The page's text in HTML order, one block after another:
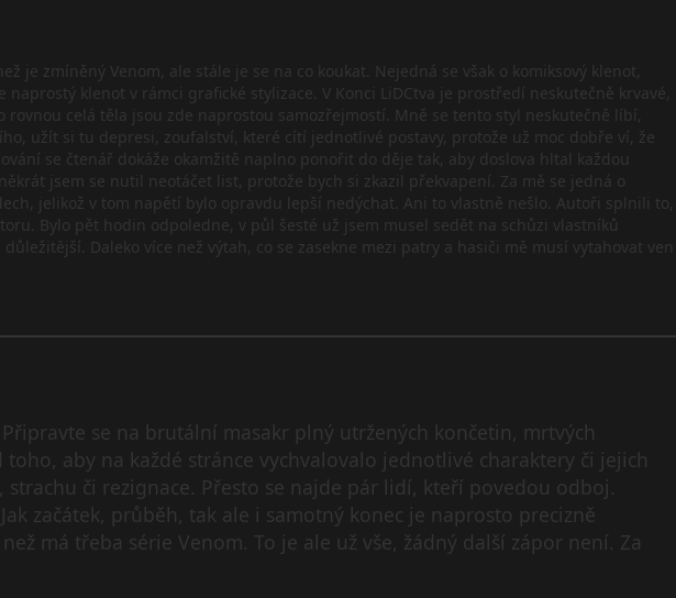
zmíněný Venom, ale stále je se na co koukat. Nejedná se však o komiksový klenot,
klenot v rámci grafické stylizace. V Konci LiDCtva je prostředí neskutečně krvavé,
celá těla jsou zde naprostou samozřejmostí. Mně se tento styl neskutečně líbí,
užít si tu depresi, zoufalství, které cítí jednotlivé postavy, protože už moc dobře ví, že
se čtenář dokáže okamžitě naplno ponořit do děje tak, aby doslova hltal každou
jsem se nutil neotáčet list, protože bych si zkazil překvapení. Za mě se jedná o
jelikož v tom napětí bylo opravdu lepší nedýchat. Ani to vlastně nešlo. Autoři splnili to,
Bylo pět hodin odpoledne, v půl šesté už jsem musel sedět na schůzi vlastníků
Daleko více než výtah, co se zasekne mezi patry a hasiči mě musí vytahovat ven
se na brutální masakr plný utržených končetin, mrtvých
aby na každé stránce vychvalovalo jednotlivé charaktery či jejich
či rezignace. Přesto se najde pár lidí, kteří povedou odboj.
začátek, průběh, tak ale i samotný konec je naprosto precizně
má třeba série Venom. To je ale už vše, žádný další zápor není. Za